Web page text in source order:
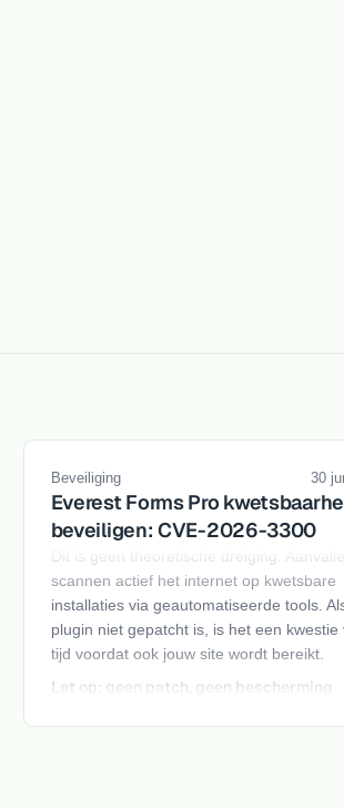
Beveiliging 30
Everest Forms Pro
beveiligen: CVE-2026-3300
Dit is geen theoretische dreiging.
scannen actief het internet op kwetsbare
installaties via geautomatiseerde tools.
plugin niet gepatcht is, is het een kwestie
tijd voordat ook jouw site wordt bereikt.
Let op: geen patch, geen bescherming